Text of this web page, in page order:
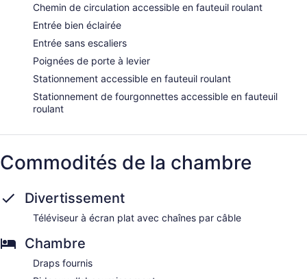
Chemin de circulation accessible en fauteuil roulant
Entrée bien éclairée
Entrée sans escaliers
Poignées de porte à levier
Stationnement accessible en fauteuil roulant
Stationnement de fourgonnettes accessible en fauteuil
roulant
Commodités de la chambre
Divertissement
Téléviseur à écran plat avec chaînes par câble
Chambre
Draps fournis